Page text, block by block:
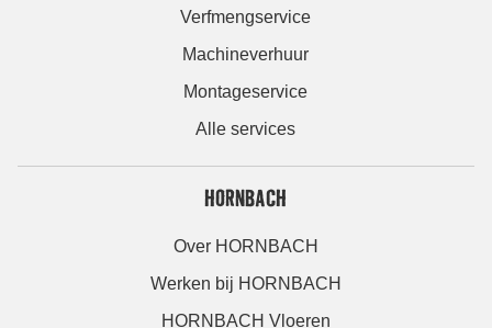
Verfmengservice
Machineverhuur
Montageservice
Alle services
HORNBACH
Over HORNBACH
Werken bij HORNBACH
HORNBACH Vloeren